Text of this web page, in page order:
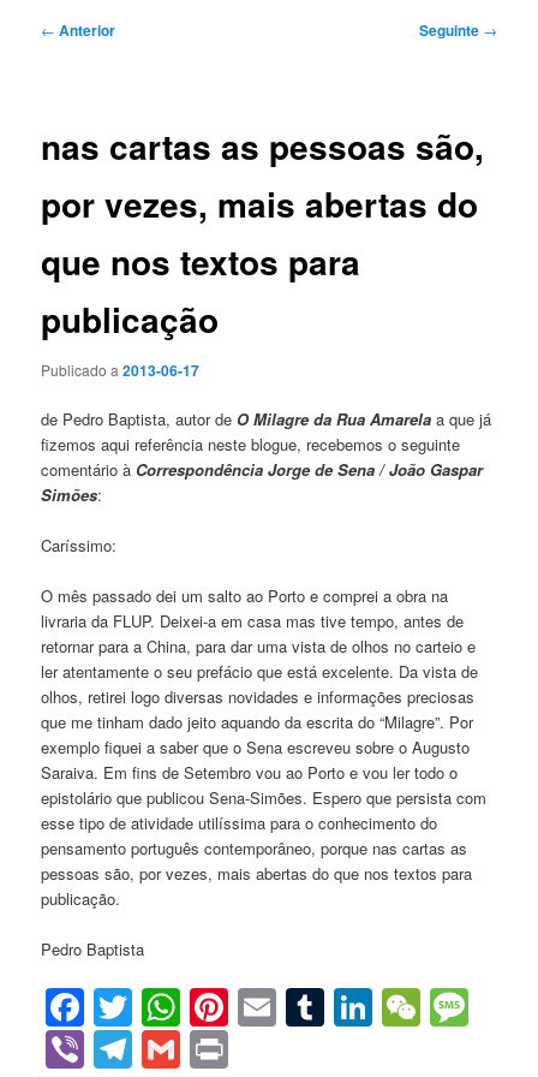
Navegação
← Anterior Seguinte →
nas cartas as pessoas são,
por vezes, mais abertas do
que nos textos para
publicação
Publicado a2013-06-17
de Pedro Baptista, autor de O Milagre da Rua Amarela a que já
fizemos aqui referência neste blogue, recebemos o seguinte
comentário à Correspondência Jorge de Sena / João Gaspar
Simões:
Caríssimo:
O mês passado dei um salto ao Porto e comprei a obra na
livraria da FLUP. Deixei-a em casa mas tive tempo, antes de
retornar para a China, para dar uma vista de olhos no carteio e
ler atentamente o seu prefácio que está excelente. Da vista de
olhos, retirei logo diversas novidades e informações preciosas
que me tinham dado jeito aquando da escrita do “Milagre”. Por
exemplo fiquei a saber que o Sena escreveu sobre o Augusto
Saraiva. Em fins de Setembro vou ao Porto e vou ler todo o
epistolário que publicou Sena-Simões. Espero que persista com
esse tipo de atividade utilíssima para o conhecimento do
pensamento português contemporâneo, porque nas cartas as
pessoas são, por vezes, mais abertas do que nos textos para
publicação.
Pedro Baptista
Facebook
Twitter
WhatsApp
Pinterest
EmailTumblr
LinkedIn
ViberTelegram
Gmail